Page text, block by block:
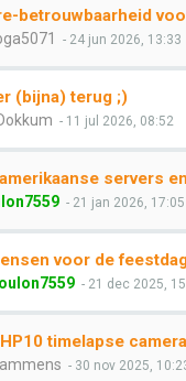
betrouwbaarheid
- 24 jun 2026, 13:33
(bijna) terug ;)
- 11 jul 2026, 08:52
servers
- 21 jan 2026, 17:05
voor de
- 21 dec 2025,
timelapse camera
- 30 nov 2025,